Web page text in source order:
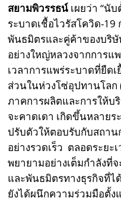
สยามพิวรรธน์ เผยว่า “นั
ระบาดเชื้อไวรัสโควิด-
พันธมิตรและคู่ค้าของบริ
อย่างใหญ่หลวงจากการแ
เวลาการแพร่ระบาดที่ยืด
ส่วนในห่วงโซ่อุปทานโลก
ภาคการผลิตและการให้บ
จะคาดเดา เกิดขึ้นหลายร
ปรับตัวให้ตอบรับกับสถา
อย่างรวดเร็ว ตลอดระย
พยายามอย่างเต็มกำลังที่
และพันธมิตรทางธุรกิจที่ไ
ยังได้ผนึกความร่วมมือตั้